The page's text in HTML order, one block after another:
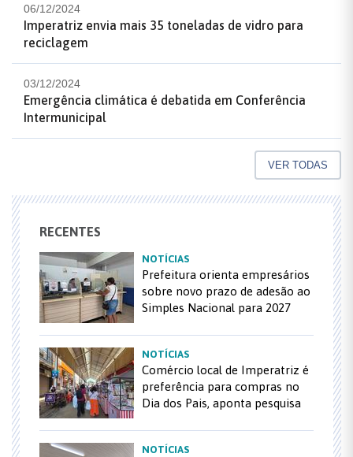
06/12/2024
Imperatriz envia mais 35 toneladas de vidro para
reciclagem
03/12/2024
Emergência climática é debatida em Conferência
Intermunicipal
VER TODAS
RECENTES
NOTÍCIAS
Prefeitura orienta empresários
sobre novo prazo de adesão ao
Simples Nacional para 2027
NOTÍCIAS
Comércio local de Imperatriz é
preferência para compras no
Dia dos Pais, aponta pesquisa
NOTÍCIAS